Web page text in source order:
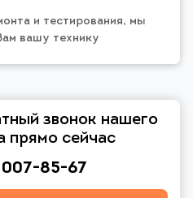
и тестирования, мы
вашу технику
звонок нашего
прямо сейчас
007-85-67